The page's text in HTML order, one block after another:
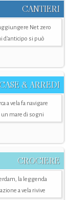
CANTIERI
Net zero
d'anticipo si può
CASE & ARREDI
a vela fa navigare
mare di sogni
CROCIERE
la leggenda
a vela rivive